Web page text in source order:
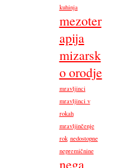
kuhinja
mezoter
apija
mizarsk
o orodje
mravljinci
mravljinci v
rokah
mravljinčenje
rok nedostopne
nepremičnine
nega